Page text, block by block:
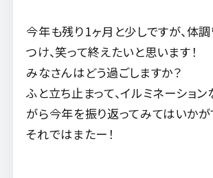
今年も残り1ヶ月と少しですが、体
つけ、笑って終えたいと思います！
みなさんはどう過ごしますか？
ふと立ち止まって、イルミネーショ
がら今年を振り返ってみてはいかが
それではまたー！